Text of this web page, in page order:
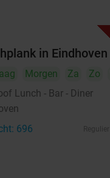
in Eindhoven
Morgen Za Zo
Lunch - Bar - Diner
696